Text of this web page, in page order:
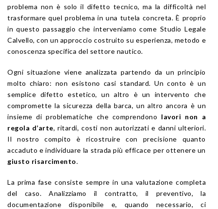
problema non è solo il difetto tecnico, ma la difficoltà nel
trasformare quel problema in una tutela concreta. È proprio
in questo passaggio che interveniamo come Studio Legale
Calvello, con un approccio costruito su esperienza, metodo e
conoscenza specifica del settore nautico.
Ogni situazione viene analizzata partendo da un principio
molto chiaro: non esistono casi standard. Un conto è un
semplice difetto estetico, un altro è un intervento che
compromette la sicurezza della barca, un altro ancora è un
insieme di problematiche che comprendono lavori non a
regola d’arte, ritardi, costi non autorizzati e danni ulteriori.
Il nostro compito è ricostruire con precisione quanto
accaduto e individuare la strada più efficace per ottenere un
giusto risarcimento.
La prima fase consiste sempre in una valutazione completa
del caso. Analizziamo il contratto, il preventivo, la
documentazione disponibile e, quando necessario, ci